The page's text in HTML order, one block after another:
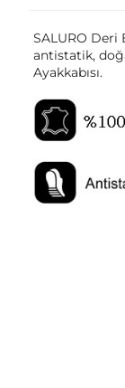
SALURO Deri
antistatik,
Ayakkabısı.